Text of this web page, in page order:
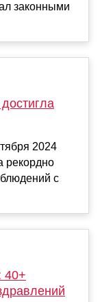
законными
2024
рекордно
с
40+